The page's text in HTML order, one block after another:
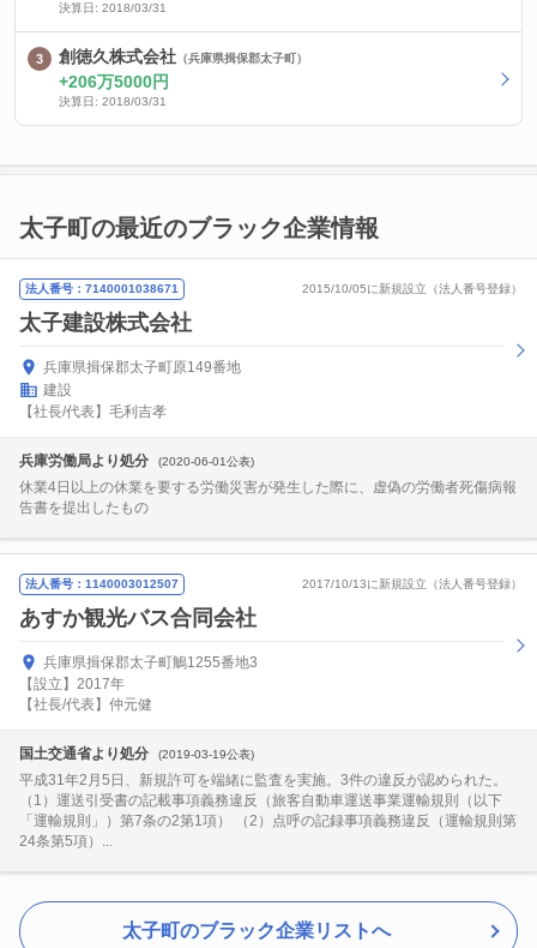
決算日: 2018/03/31
創徳久株式会社 （兵庫県揖保郡太子町）
206万5000円
決算日: 2018/03/31
太子町の最近のブラック企業情報
法人番号：7140001038671 2015/10/05に新規設立（法人番号登録）
太子建設株式会社
兵庫県揖保郡太子町原149番地
建設
【社長/代表】毛利吉孝
兵庫労働局より処分 (2020-06-01公表)
休業4日以上の休業を要する労働災害が発生した際に、虚偽の労働者死傷病報
告書を提出したもの
法人番号：1140003012507 2017/10/13に新規設立（法人番号登録）
あすか観光バス合同会社
兵庫県揖保郡太子町鵤1255番地3
【設立】2017年
【社長/代表】仲元健
国土交通省より処分 (2019-03-19公表)
平成31年2月5日、新規許可を端緒に監査を実施。3件の違反が認められた。
（1）運送引受書の記載事項義務違反（旅客自動車運送事業運輸規則（以下
「運輸規則」）第7条の2第1項） （2）点呼の記録事項義務違反（運輸規則第
24条第5項）...
太子町のブラック企業リストへ